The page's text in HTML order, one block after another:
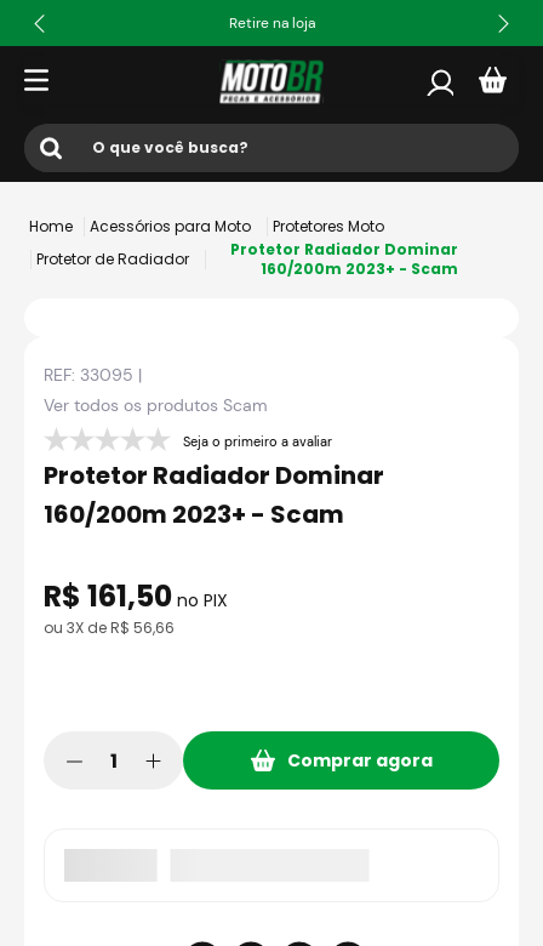
Retire na loja
O que você busca?
4º fw3
5 º capacete ls2
7º bau
9º capacete aberto
10º race tech
Acessórios para Moto
Protetores Moto
Protetor de Radiador
Protetor Radiador Dominar
160/200m 2023+ - Scam
REF: 33095 |
Ver todos os produtos Scam
Seja o primeiro a avaliar
Protetor Radiador Dominar
160/200m 2023+ - Scam
R$ 161,50 no PIX
ou 3X deR$ 56,66
Comprar agora